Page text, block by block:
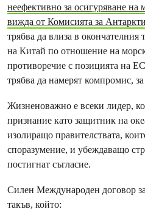
неефективно за осигуряване на
вижда от Комисията за
трябва да влиза в окончателния
на Китай по отношение на
противоречие с позицията на
трябва да намерят компромис,
Жизненоважно е всеки лидер,
признание като защитник на
изолиращо правителствата,
споразумение, и убеждаващо
постигнат съгласие.
Силен Международен договор
такъв, който: